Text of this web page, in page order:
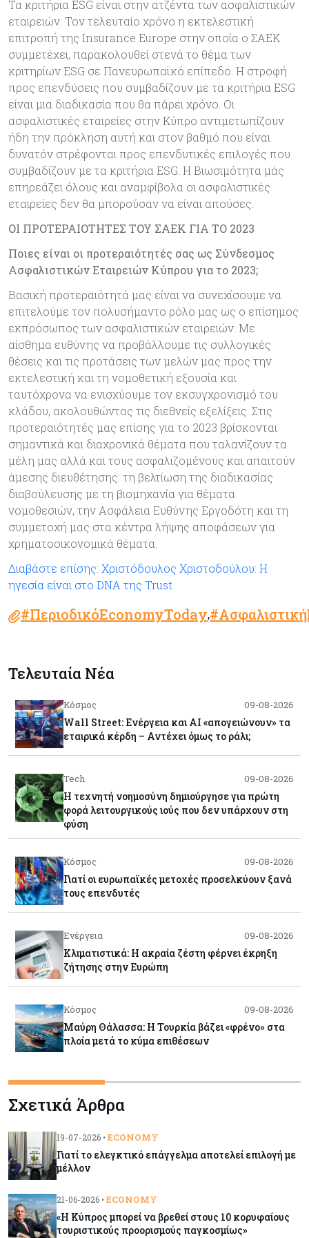
Τα κριτήρια ESG είναι στην ατζέντα των ασφαλιστικών
εταιρειών. Τον τελευταίο χρόνο η εκτελεστική
επιτροπή της Insurance Europe στην οποία ο ΣΑΕΚ
συμμετέχει, παρακολουθεί στενά το θέμα των
κριτηρίων ESG σε Πανευρωπαϊκό επίπεδο. Η στροφή
προς επενδύσεις που συμβαδίζουν με τα κριτήρια ESG
είναι μια διαδικασία που θα πάρει χρόνο. Οι
ασφαλιστικές εταιρείες στην Κύπρο αντιμετωπίζουν
ήδη την πρόκληση αυτή και στον βαθμό που είναι
δυνατόν στρέφονται προς επενδυτικές επιλογές που
συμβαδίζουν με τα κριτήρια ESG. Η Βιωσιμότητα μάς
επηρεάζει όλους και αναμφίβολα οι ασφαλιστικές
εταιρείες δεν θα μπορούσαν να είναι απούσες.
ΟΙ ΠΡΟΤΕΡΑΙΟΤΗΤΕΣ ΤΟΥ ΣΑΕΚ ΓΙΑ ΤΟ 2023
Ποιες είναι οι προτεραιότητές σας ως Σύνδεσμος
Ασφαλιστικών Εταιρειών Κύπρου για το 2023;
Βασική προτεραιότητά μας είναι να συνεχίσουμε να
επιτελούμε τον πολυσήμαντο ρόλο μας ως ο επίσημος
εκπρόσωπος των ασφαλιστικών εταιρειών. Με
αίσθημα ευθύνης να προβάλλουμε τις συλλογικές
θέσεις και τις προτάσεις των μελών μας προς την
εκτελεστική και τη νομοθετική εξουσία και
ταυτόχρονα να ενισχύουμε τον εκσυγχρονισμό του
κλάδου, ακολουθώντας τις διεθνείς εξελίξεις. Στις
προτεραιότητές μας επίσης για το 2023 βρίσκονται
σημαντικά και διαχρονικά θέματα που ταλανίζουν τα
μέλη μας αλλά και τους ασφαλιζομένους και απαιτούν
άμεσης διευθέτησης: τη βελτίωση της διαδικασίας
διαβούλευσης με τη βιομηχανία για θέματα
νομοθεσιών, την Ασφάλεια Ευθύνης Εργοδότη και τη
συμμετοχή μας στα κέντρα λήψης αποφάσεων για
χρηματοοικονομικά θέματα.
Διαβάστε επίσης: Χριστόδουλος Χριστοδούλου: Η
ηγεσία είναι στο DNA της Trust
#ΠεριοδικόEconomyToday,
Τελευταία Νέα
Κόσμος 09-08-2026
Wall Street: Ενέργεια και AI «απογειώνουν» τα
εταιρικά κέρδη – Αντέχει όμως το ράλι;
Tech 09-08-2026
Η τεχνητή νοημοσύνη δημιούργησε για πρώτη
φορά λειτουργικούς ιούς που δεν υπάρχουν στη
φύση
Κόσμος 09-08-2026
Γιατί οι ευρωπαϊκές μετοχές προσελκύουν ξανά
τους επενδυτές
Ενέργεια 09-08-2026
Κλιματιστικά: Η ακραία ζέστη φέρνει έκρηξη
ζήτησης στην Ευρώπη
Κόσμος 09-08-2026
Μαύρη Θάλασσα: Η Τουρκία βάζει «φρένο» στα
πλοία μετά το κύμα επιθέσεων
Tech 09-08-2026
Τεχνητή νοημοσύνη: Αλλάζει τα δεδομένα στην
επικοινωνία – Μια επικίνδυνη «τελειότητα»
Κόσμος 09-08-2026
Ορμούζ: Το Ιράν «φρενάρει» το άνοιγμα των
Κύπρος 09-08-2026
Σχετικά Άρθρα
19-07-2026 • ECONOMY
Γιατί το ελεγκτικό επάγγελμα αποτελεί επιλογή με
μέλλον
21-06-2026 • ECONOMY
«Η Κύπρος μπορεί να βρεθεί στους 10 κορυφαίους
τουριστικούς προορισμούς παγκοσμίως»